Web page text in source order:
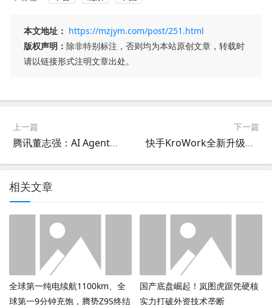
本文地址： https://mzjym.com/post/251.html
版权声明： 除非特别标注，否则均为本站原创文章，转载时
请以链接形式注明文章出处。
上一篇
腾讯董志强：AI Agent已成为众多企业“数字员工”，安全防护需要同步跟上
下一篇
快手KroWork全新升级：轻松构建智能应用，人人可打造专属AI软件
相关文章
全球第一纯电续航1100km、全
球第一9分钟充饱，腾势Z9S终结
国产底盘崛起！岚图虎踞凭硬核
实力打破外资技术垄断